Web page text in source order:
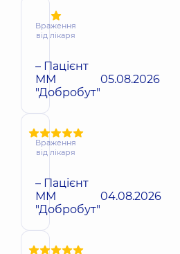
Враження
від лікаря
– Пацієнт
ММ
"Добробут"
05.08.2026
Враження
від лікаря
– Пацієнт
ММ
"Добробут"
04.08.2026